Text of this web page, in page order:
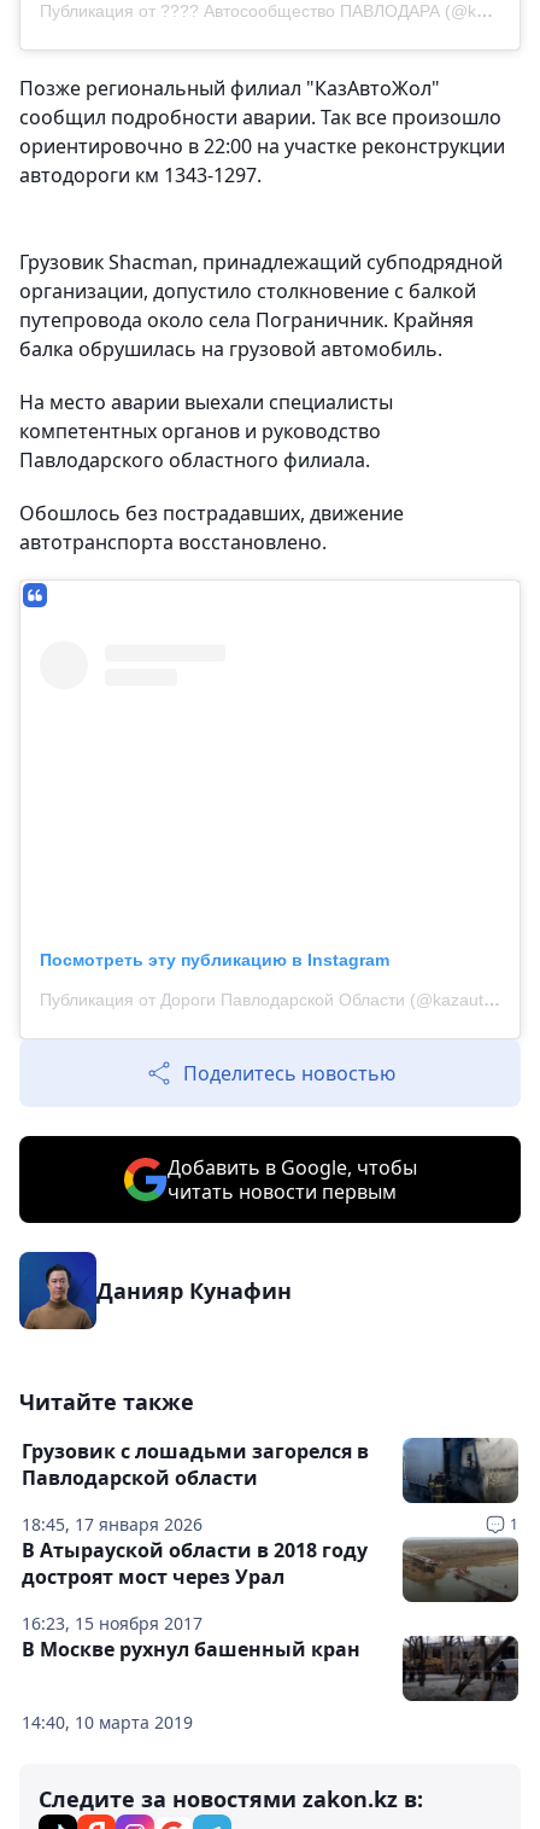
Публикация от ???? Автосообщество ПАВЛОДАРА (@kolesa_pavlodara)
Позже региональный филиал "КазАвтоЖол"
сообщил подробности аварии. Так все произошло
ориентировочно в 22:00 на участке реконструкции
автодороги км 1343-1297.
Грузовик Shacman, принадлежащий субподрядной
организации, допустило столкновение с балкой
путепровода около села Пограничник. Крайняя
балка обрушилась на грузовой автомобиль.
На место аварии выехали специалисты
компетентных органов и руководство
Павлодарского областного филиала.
Обошлось без пострадавших, движение
автотранспорта восстановлено.
Посмотреть эту публикацию в Instagram
Публикация от Дороги Павлодарской Области (@kazautozhol_pavlodar)
Поделитесь новостью
Добавить в Google, чтобы
читать новости первым
Данияр Кунафин
Читайте также
18:45, 17 января 2026 1
Грузовик с лошадьми загорелся в
Павлодарской области
16:23, 15 ноября 2017
В Атырауской области в 2018 году
достроят мост через Урал
14:40, 10 марта 2019
В Москве рухнул башенный кран
Следите за новостями zakon.kz в: